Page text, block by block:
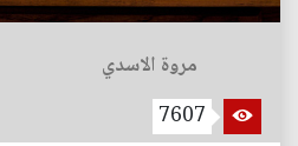
مروة الاسدي
7607